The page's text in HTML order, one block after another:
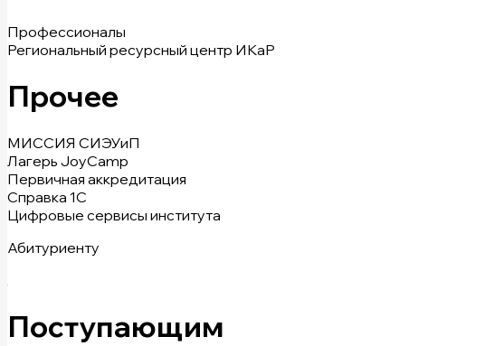
Профессионалы
Региональный ресурсный центр ИКаР
Прочее
МИССИЯ СИЭУиП
Лагерь JoyCamp
Первичная аккредитация
Справка 1С
Цифровые сервисы института
Абитуриенту
Поступающим